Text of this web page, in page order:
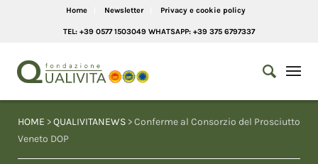
Home Newsletter Privacy e cookie policy
TEL: +39 0577 1503049 WHATSAPP: +39 375 6797337
HOME >QUALIVITANEWS > Conferme al Consorzio del Prosciutto
Veneto DOP